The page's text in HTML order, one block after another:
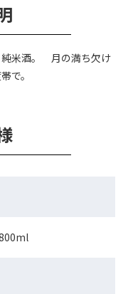
米酒。 月の満ち欠け
で。